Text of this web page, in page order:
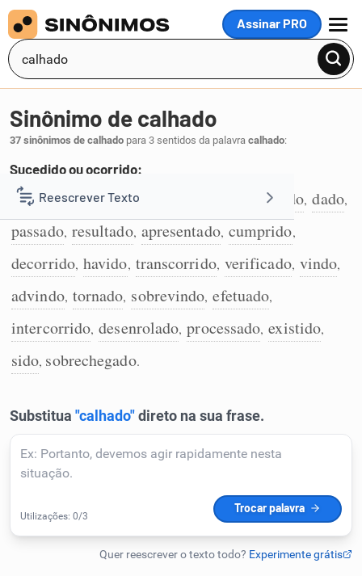
Assinar PRO
MENU
Reescrever Texto
Resumir Texto
Corrigir Texto
Detector de IA
Cata-letras
Conexões
Caça-palavras
Sinônimo de calhado
37 sinônimos de calhado para 3 sentidos da palavra calhado:
Sucedido ou ocorrido:
1 acontecido,realizado seguido, dado,
passado, resultado, apresentado, cumprido,
decorrido, havido, transcorrido, verificado, vindo,
advindo, tornado, sobrevindo, efetuado,
intercorrido, desenrolado, processado, existido,
sido, sobrechegado.